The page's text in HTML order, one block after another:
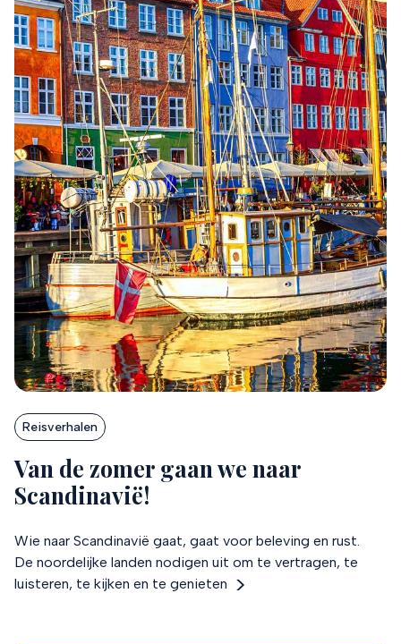
Reisverhalen
Van de zomer gaan we naar
Scandinavië!
Wie naar Scandinavië gaat, gaat voor beleving en rust.
De noordelijke landen nodigen uit om te vertragen, te
luisteren, te kijken en te genieten